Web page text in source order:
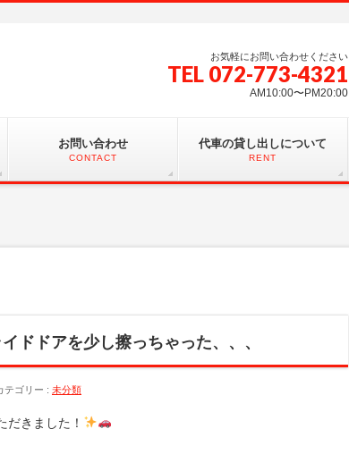
お気軽にお問い合わせください
TEL 072-773-4321
AM10:00〜PM20:00
お問い合わせ
CONTACT
代車の貸し出しについて
RENT
ドドアを少し擦っちゃった、、、
テゴリー : 未分類
だきました！